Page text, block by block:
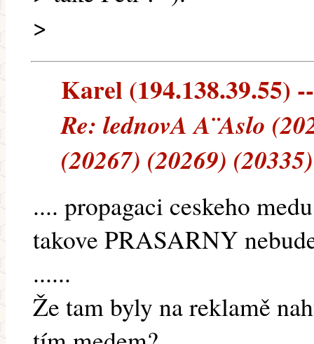
>
Karel (194.138.39.55)
Re: lednovA A¨A­slo
(20267) (20269)
.... propagaci ceskeho
takove PRASARNY
......
Že tam byly na reklamě